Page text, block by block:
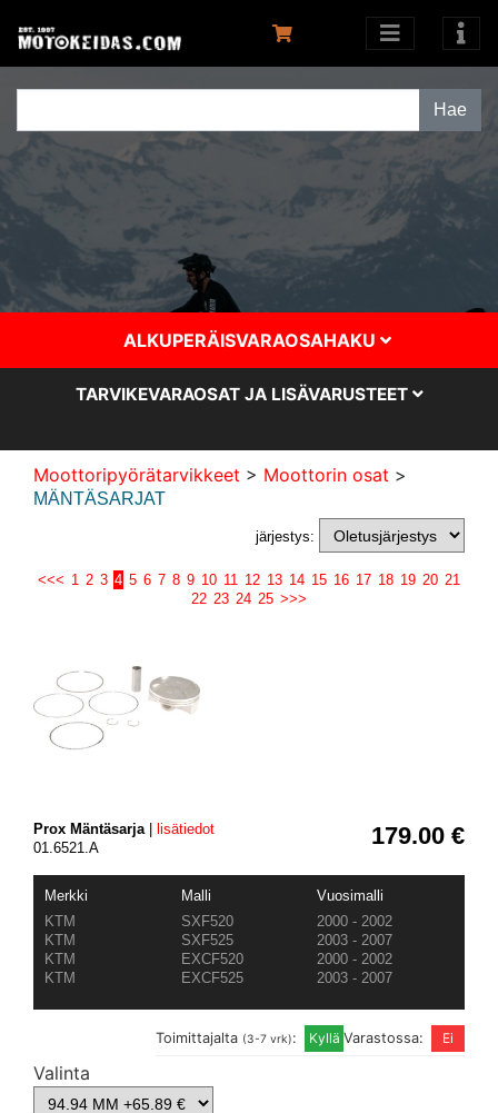
ALKUPERÄISVARAOSAHAKU
TARVIKEVARAOSAT JA LISÄVARUSTEET
Moottoripyörätarvikkeet > Moottorin osat >
MÄNTÄSARJAT
järjestys:
<<< 1 2 3 4 5 6 7 8 9 10 11 12 13 14 15 16 17 18 19 20 21
22 23 24 25 >>>
179.00 €
Prox Mäntäsarja|
lisätiedot
01.6521.A
Merkki Malli
Vuosimalli
KTM
SXF520
2000 - 2002
KTM
SXF525
2003 - 2007
KTM
EXCF520
2000 - 2002
KTM
EXCF525 2003 - 2007
Varastossa:
Toimittajalta (3-7 vrk):
Valinta